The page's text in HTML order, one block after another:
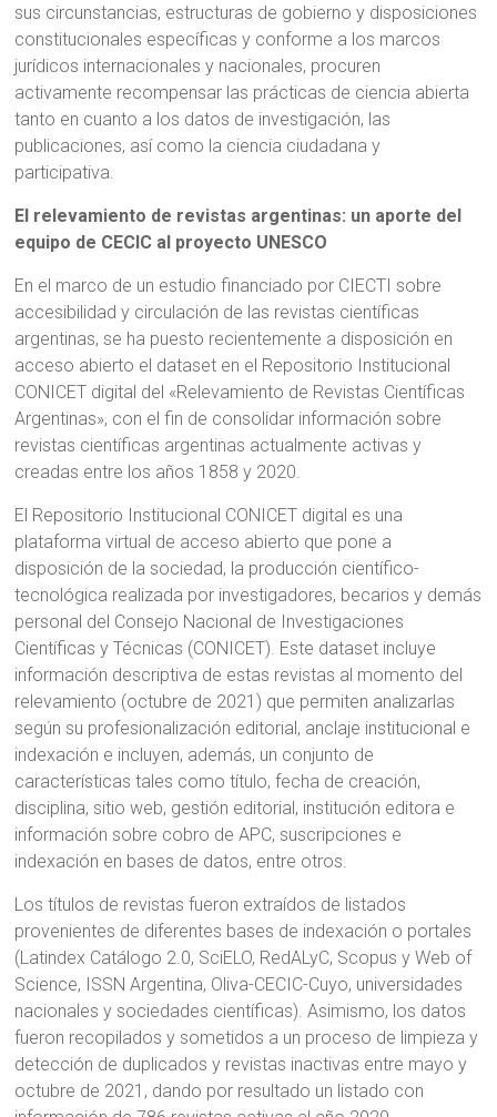
sus circunstancias, estructuras de gobierno y disposiciones
constitucionales específicas y conforme a los marcos
jurídicos internacionales y nacionales, procuren
activamente recompensar las prácticas de ciencia abierta
tanto en cuanto a los datos de investigación, las
publicaciones, así como la ciencia ciudadana y
participativa.
El relevamiento de revistas argentinas: un aporte del
equipo de CECIC al proyecto UNESCO
En el marco de un estudio financiado por CIECTI sobre
accesibilidad y circulación de las revistas científicas
argentinas, se ha puesto recientemente a disposición en
acceso abierto el dataset en el Repositorio Institucional
CONICET digital del «Relevamiento de Revistas Científicas
Argentinas», con el fin de consolidar información sobre
revistas científicas argentinas actualmente activas y
creadas entre los años 1858 y 2020.
El Repositorio Institucional CONICET digital es una
plataforma virtual de acceso abierto que pone a
disposición de la sociedad, la producción científico-
tecnológica realizada por investigadores, becarios y demás
personal del Consejo Nacional de Investigaciones
Científicas y Técnicas (CONICET). Este dataset incluye
información descriptiva de estas revistas al momento del
relevamiento (octubre de 2021) que permiten analizarlas
según su profesionalización editorial, anclaje institucional e
indexación e incluyen, además, un conjunto de
características tales como título, fecha de creación,
disciplina, sitio web, gestión editorial, institución editora e
información sobre cobro de APC, suscripciones e
indexación en bases de datos, entre otros.
Los títulos de revistas fueron extraídos de listados
provenientes de diferentes bases de indexación o portales
(Latindex Catálogo 2.0, SciELO, RedALyC, Scopus y Web of
Science, ISSN Argentina, Oliva-CECIC-Cuyo, universidades
nacionales y sociedades científicas). Asimismo, los datos
fueron recopilados y sometidos a un proceso de limpieza y
detección de duplicados y revistas inactivas entre mayo y
octubre de 2021, dando por resultado un listado con